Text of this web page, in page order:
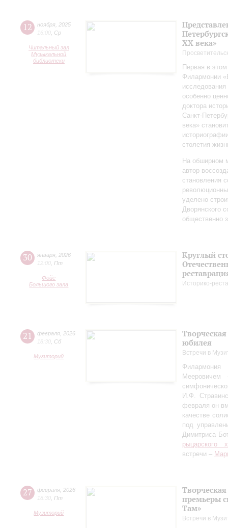
12 ноября 2025
16:00 Ср
Читальный зал
Музыкальной
библиотеки
ХХ века»
Первая в
Филармонии
особенно
доктора
века»
столетия
На обширном
автор
становления
уделено
Дворянского
общественно
30 января 2026
12:00 Пт
Фойе
Большого зала
Круглый
Историко-
21 февраля 2026
18:30 Сб
Музиторий
юбилея
Встречи в
Мееровичем
И.Ф.
февраля он
качестве
под
Димитриса
рыцарского
встречи –
27 февраля 2026
18:30 Пт
Музиторий
премьеры
Там»
Встречи в